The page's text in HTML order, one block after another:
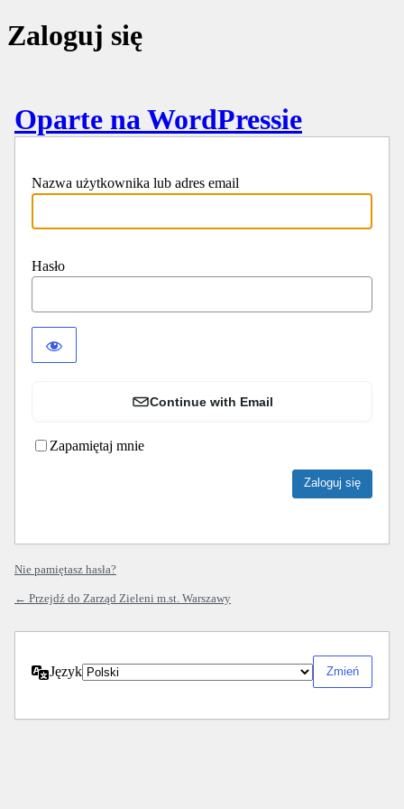
Zaloguj się
Oparte na WordPressie
Nazwa użytkownika lub adres email
Hasło
Continue with Email
Zapamiętaj mnie
Nie pamiętasz hasła?
← Przejdź do Zarząd Zieleni m.st. Warszawy
Język